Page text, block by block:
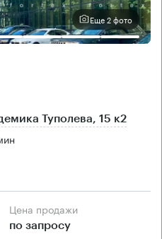
Еще 2 фото
Туполева, 15 к2
Цена продажи
по запросу